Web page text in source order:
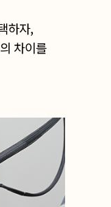
하자,
차이를